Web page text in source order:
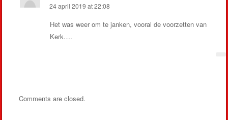
24 april 2019 at 22:08
Het was weer om te janken, vooral de voorzetten van
Kerk….
Comments are closed.